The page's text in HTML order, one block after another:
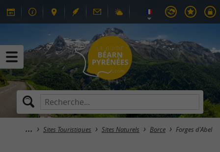
Sites Touristiques Sites Naturels Borce Forges d'Abel